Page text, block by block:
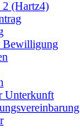
2 (Hartz4)
Bewilligung
Unterkunft